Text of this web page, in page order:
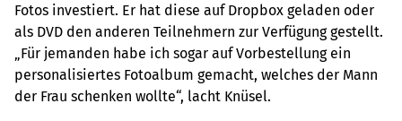
Fotos investiert. Er hat diese auf Dropbox geladen oder
als DVD den anderen Teilnehmern zur Verfügung gestellt.
„Für jemanden habe ich sogar auf Vorbestellung ein
personalisiertes Fotoalbum gemacht, welches der Mann
der Frau schenken wollte“, lacht Knüsel.